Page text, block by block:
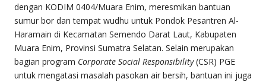
dengan KODIM 0404/Muara Enim, meresmikan bantuan
sumur bor dan tempat wudhu untuk Pondok Pesantren Al-
Haramain di Kecamatan Semendo Darat Laut, Kabupaten
Muara Enim, Provinsi Sumatra Selatan. Selain merupakan
bagian program Corporate Social Responsibility(CSR) PGE
untuk mengatasi masalah pasokan air bersih, bantuan ini juga